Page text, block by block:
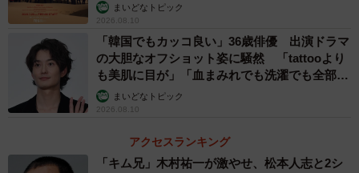
まいどなトピック
2026.08.10
「韓国でもカッコ良い」36歳俳優 出演ドラマ
の大胆なオフショット姿に騒然 「tattooより
も美肌に目が」「血まみれでも洗濯でも全部か
っこいい」
まいどなトピック
2026.08.10
アクセスランキング
「キム兄」木村祐一が激やせ、松本人志と2シ